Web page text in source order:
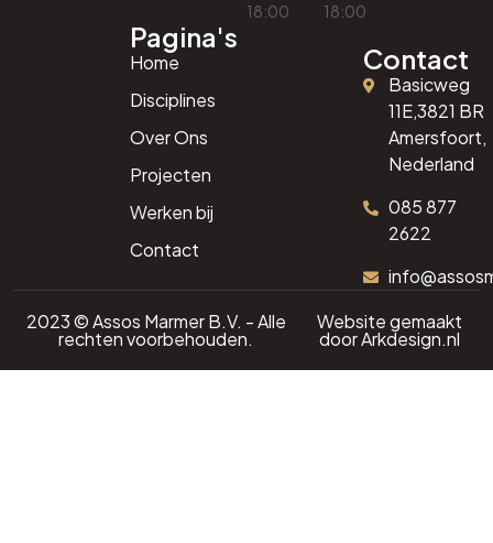
18:00
18:00
Pagina's
Home
Disciplines
Over Ons
Projecten
Werken bij
Contact
Contact
Basicweg
11E,3821 BR
Amersfoort,
Nederland
085 877
2622
2023 © Assos Marmer B.V. - Alle
rechten voorbehouden.
Website gemaakt
doorArkdesign.nl